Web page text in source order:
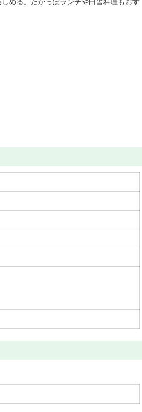
める。たかっぽランチや田舎料理もおす